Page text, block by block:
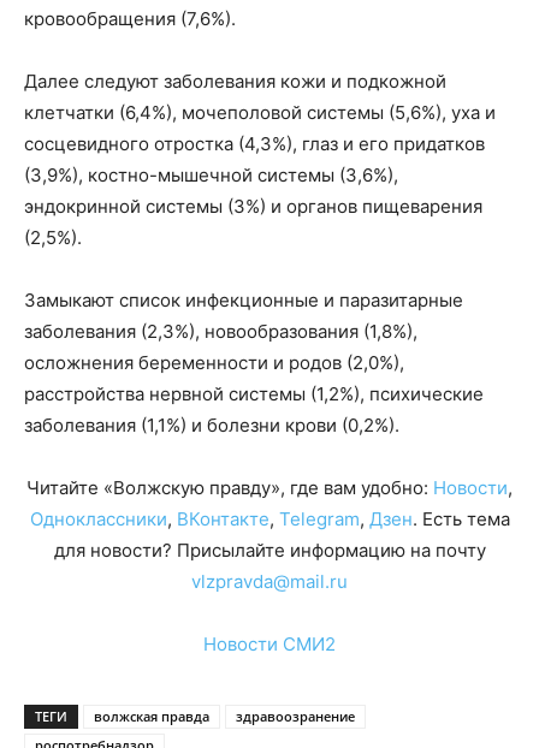
кровообращения (7,6%).
Далее следуют заболевания кожи и подкожной
клетчатки (6,4%), мочеполовой системы (5,6%), уха и
сосцевидного отростка (4,3%), глаз и его придатков
(3,9%), костно-мышечной системы (3,6%),
эндокринной системы (3%) и органов пищеварения
(2,5%).
Замыкают список инфекционные и паразитарные
заболевания (2,3%), новообразования (1,8%),
осложнения беременности и родов (2,0%),
расстройства нервной системы (1,2%), психические
заболевания (1,1%) и болезни крови (0,2%).
Читайте «Волжскую правду», где вам удобно: Новости,
Одноклассники, ВКонтакте, Telegram, Дзен. Есть тема
для новости? Присылайте информацию на почту
vlzpravda@mail.ru
Новости СМИ2
ТЕГИ волжская правда
здравоозранение